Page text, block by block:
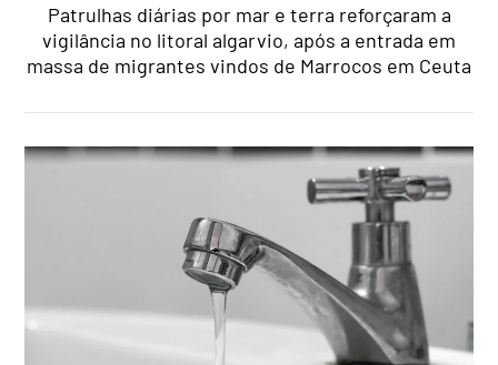
Patrulhas diárias por mar e terra reforçaram a
vigilância no litoral algarvio, após a entrada em
massa de migrantes vindos de Marrocos em Ceuta